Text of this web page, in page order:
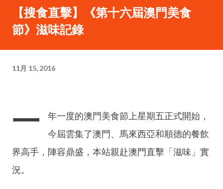
【搜食直擊】《第十六屆澳門美食
節》滋味記錄
11月 15, 2016
一
年一度的澳門美食節上星期五正式開始，
今屆雲集了澳門、馬來西亞和順德的餐飲
界高手，陣容鼎盛，本站親赴澳門直擊「滋味」實
況。